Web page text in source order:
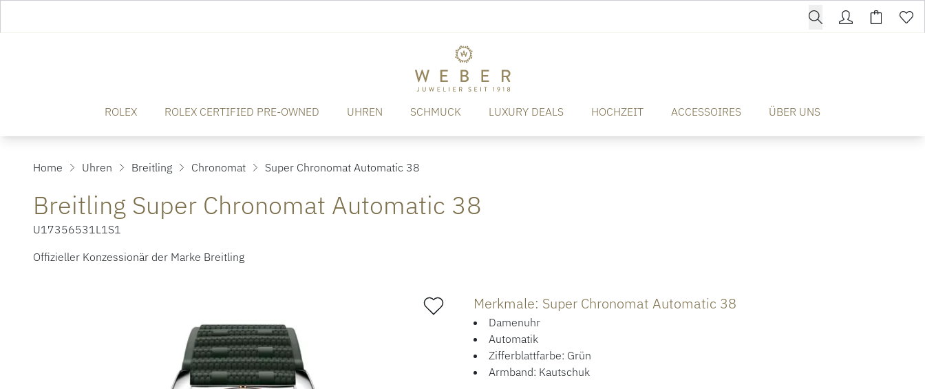
ROLEX ROLEX CERTIFIED PRE-OWNED UHREN SCHMUCK LUXURY DEALS HOCHZEIT ACCESSOIRES ÜBER UNS
Home Uhren Breitling Chronomat Super Chronomat Automatic 38
Breitling Super Chronomat Automatic 38
U17356531L1S1
Offizieller Konzessionär der Marke Breitling
Merkmale: Super Chronomat Automatic 38
Damenuhr
Automatik
Zifferblattfarbe: Grün
Armband: Kautschuk